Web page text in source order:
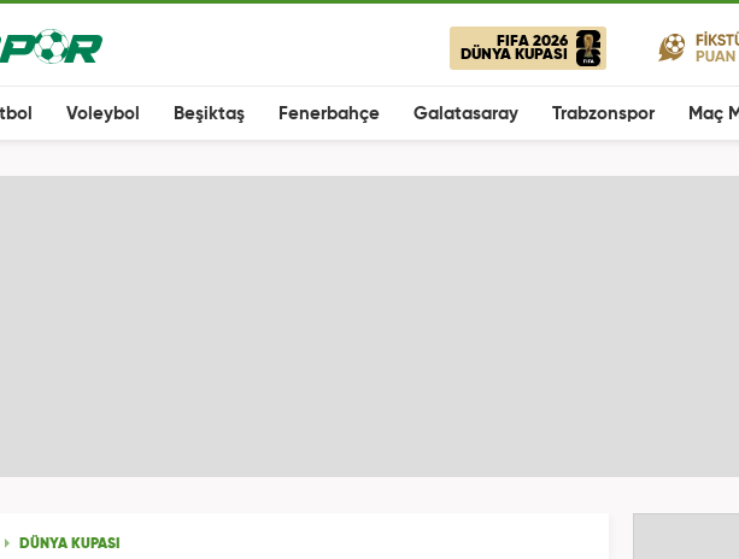
FIFA 2026
DÜNYA KUPASI
Voleybol Beşiktaş Fenerbahçe Galatasaray Trabzonspor Maç
DÜNYA KUPASI